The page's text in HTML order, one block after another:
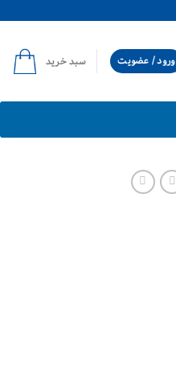
ورود / عضویت سبد خرید